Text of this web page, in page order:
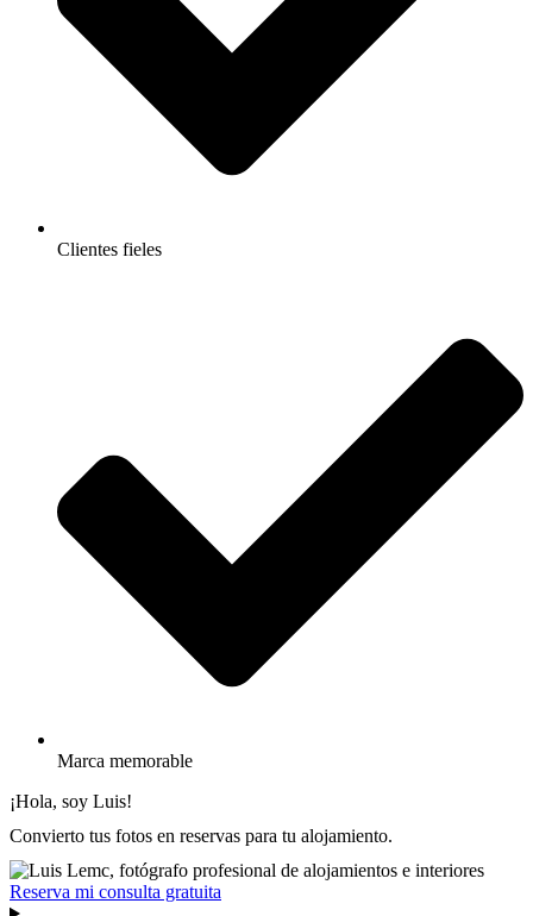
Clientes fieles
Marca memorable
¡Hola, soy Luis!
Convierto tus fotos en reservas para tu alojamiento.
Reserva mi consulta gratuita